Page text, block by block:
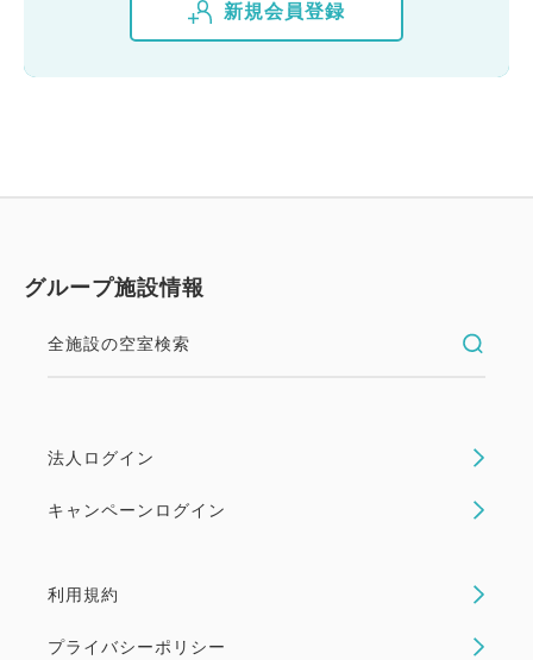
新規会員登録
グループ施設情報
全施設の空室検索
法人ログイン
キャンペーンログイン
利用規約
プライバシーポリシー